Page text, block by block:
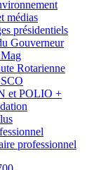
médias
présidentiels
Gouverneur
Rotarienne
et POLIO +
professionnel